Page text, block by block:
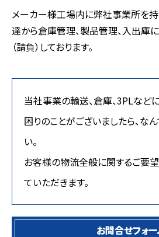
メーカー様工場内に弊社事業所を
達から倉庫管理、製品管理、入出庫
（請負）しております。
当社事業の輸送、倉庫、3PLなど
困りのことがございましたら、な
い。
お客様の物流全般に関するご要
ていただきます。
お問合せフォ